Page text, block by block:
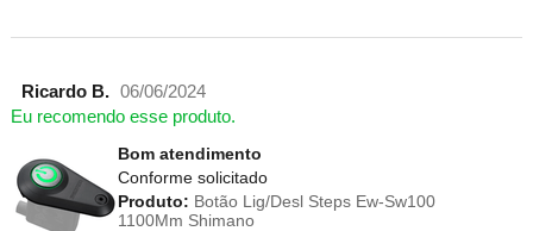
Ricardo B. 06/06/2024
Eu recomendo esse produto.
Bom atendimento
Conforme solicitado
Produto: Botão Lig/Desl Steps Ew-Sw100
1100Mm Shimano